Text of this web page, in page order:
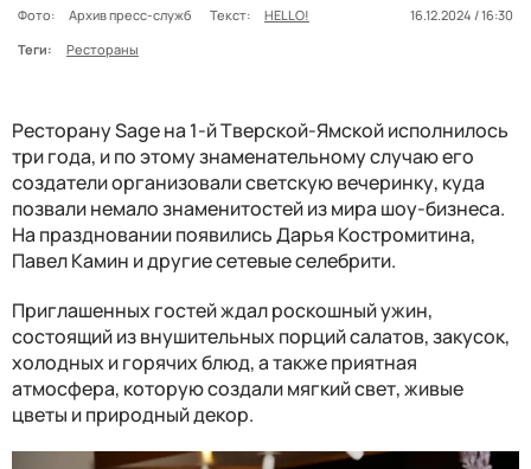
Фото: Архив пресс-служб Текст: HELLO!
16.12.2024 / 16:30
Теги:
Рестораны
Ресторану Sage на 1-й Тверской-Ямской исполнилось
три года, и по этому знаменательному случаю его
создатели организовали светскую вечеринку, куда
позвали немало знаменитостей из мира шоу-бизнеса.
На праздновании появились Дарья Костромитина,
Павел Камин и другие сетевые селебрити.
Приглашенных гостей ждал роскошный ужин,
состоящий из внушительных порций салатов, закусок,
холодных и горячих блюд, а также приятная
атмосфера, которую создали мягкий свет, живые
цветы и природный декор.